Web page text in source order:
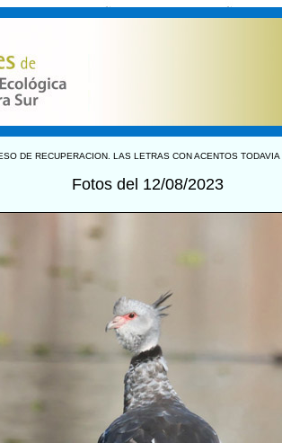
DE RECUPERACION. LAS LETRAS CON ACENTOS
Fotos del 12/08/2023